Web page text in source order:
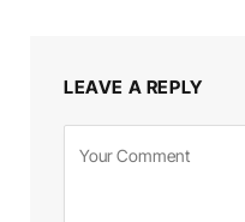
LEAVE A REPLY